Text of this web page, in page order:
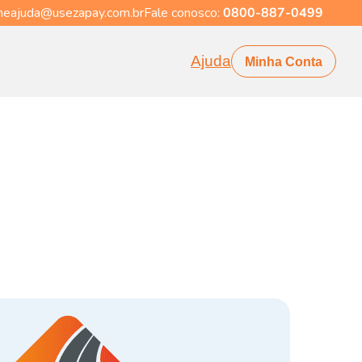
Fale conosco: 0800-887-0499
Ajuda Minha Conta